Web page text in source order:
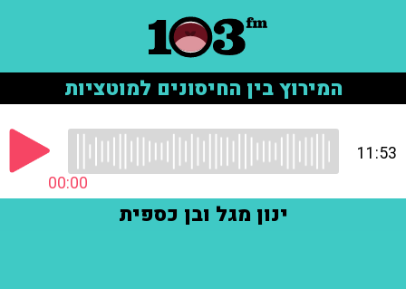
המירוץ בין החיסונים למוטציות
00:00
11:53
ינון מגל ובן כספית